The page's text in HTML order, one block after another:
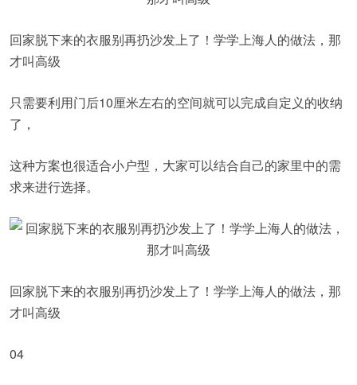
回家脱下来的衣服别再扔沙发上了！学学上海人的做法，那
才叫高级
只需要利用门后10厘米左右的空间就可以完成自定义的收纳
了，
这种方案也很适合小户型，大家可以结合自己的家里中的需
求来进行选择。
回家脱下来的衣服别再扔沙发上了！学学上海人的做法，那
才叫高级
04